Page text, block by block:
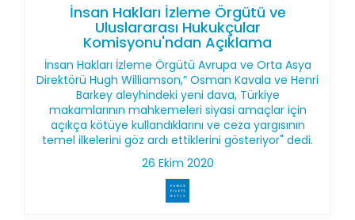
İnsan Hakları İzleme Örgütü ve
Uluslararası Hukukçular
Komisyonu'ndan Açıklama
İnsan Hakları İzleme Örgütü Avrupa ve Orta Asya
Direktörü Hugh Williamson,” Osman Kavala ve Henri
Barkey aleyhindeki yeni dava, Türkiye
makamlarının mahkemeleri siyasi amaçlar için
açıkça kötüye kullandıklarını ve ceza yargısının
temel ilkelerini göz ardı ettiklerini gösteriyor" dedi.
26 Ekim 2020